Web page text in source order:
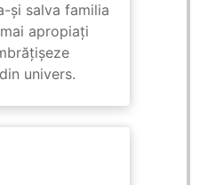
și salva familia
apropiați
univers.